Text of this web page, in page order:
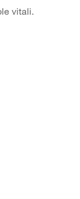
vitali.